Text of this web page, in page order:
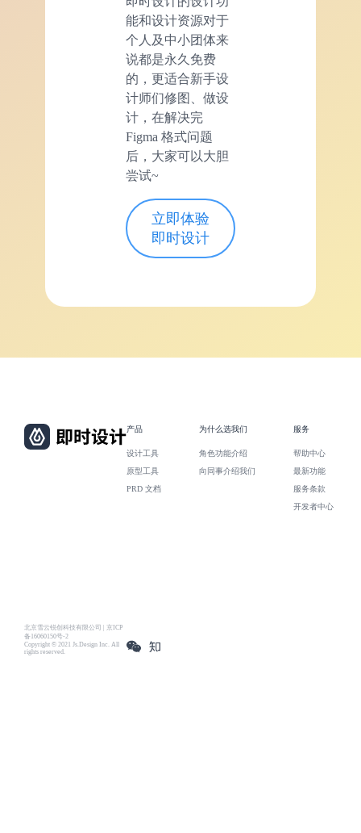
能和设计资源对于
个人及中小团体来
说都是永久免费
的，更适合新手设
计师们修图、做设
计，在解决完
Figma 格式问题
后，大家可以大胆
尝试~
立即体验
即时设计
北京雪云锐创科技有限公司 | 京ICP
备16060150号-2
Copyright © 2021 Js.Design Inc. All
rights reserved.
产品
设计工具
原型工具
PRD 文档
为什么选我们
角色功能介绍
向同事介绍我们
服务
帮助中心
最新功能
服务条款
开发者中心